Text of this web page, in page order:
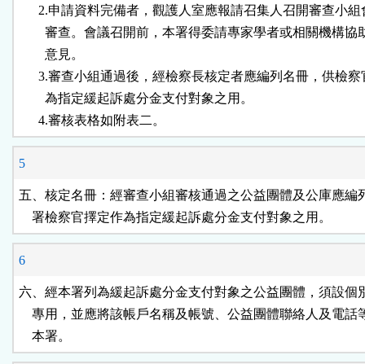
2.申請資料完備者，觀護人室應報請召集人召開審查小
審查。會議召開前，本署得委請專家學者或相關機構協
        意見。
3.審查小組通過後，經檢察長核定者應編列名冊，供檢
        為指定緩起訴處分金支付對象之用。
      4.審核表格如附表二。
5
五、核定名冊：經審查小組審核通過之公益團體及公庫應編
    署檢察官擇定作為指定緩起訴處分金支付對象之用。
6
六、經本署列為緩起訴處分金支付對象之公益團體，須設個
專用，並應將該帳戶名稱及帳號、公益團體聯絡人及電話
    本署。